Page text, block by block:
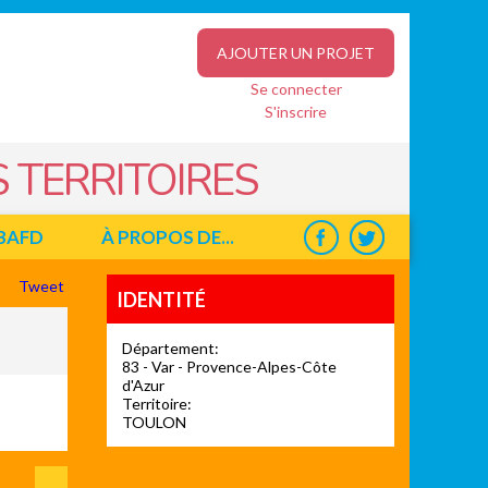
AJOUTER UN PROJET
Se connecter
S'inscrire
À PROPOS DE...
Tweet
IDENTITÉ
Département:
83 - Var - Provence-Alpes-Côte
d'Azur
Territoire:
TOULON